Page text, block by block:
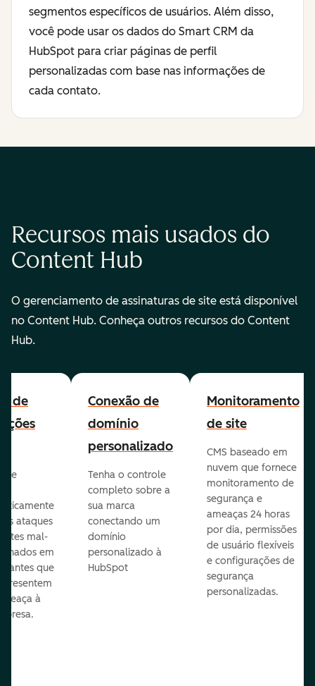
segmentos específicos de usuários. Além disso,
você pode usar os dados do Smart CRM da
HubSpot para criar páginas de perfil
personalizadas com base nas informações de
cada contato.
Recursos mais usados do
Content Hub
O gerenciamento de assinaturas de site está disponível
no Content Hub. Conheça outros recursos do Content
Hub.
de
e
ataques
mal-
em
antes que
à
Conexão de
domínio
personalizado
Tenha o controle
completo sobre a
sua marca
conectando um
domínio
personalizado à
HubSpot
Monitoramento
de site
CMS baseado em
nuvem que fornece
monitoramento de
segurança e
ameaças 24 horas
por dia, permissões
de usuário flexíveis
e configurações de
segurança
personalizadas.